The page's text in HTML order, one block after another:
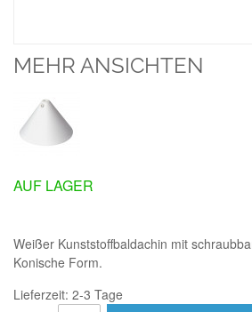
MEHR ANSICHTEN
AUF LAGER
Weißer Kunststoffbaldachin mit
Konische Form.
Lieferzeit: 2-3 Tage